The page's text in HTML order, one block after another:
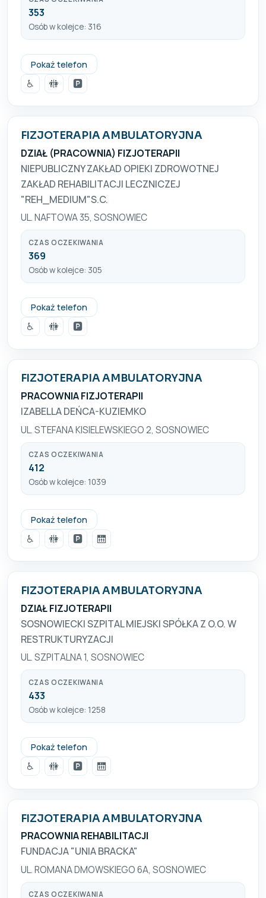
353
Osób w kolejce: 316
Pokaż telefon
+48 32 263 33 71
♿
🚻 🅿️
FIZJOTERAPIA AMBULATORYJNA
DZIAŁ (PRACOWNIA) FIZJOTERAPII
NIEPUBLICZNY ZAKŁAD OPIEKI ZDROWOTNEJ
ZAKŁAD REHABILITACJI LECZNICZEJ
"REH_MEDIUM"S.C.
UL. NAFTOWA 35, SOSNOWIEC
CZAS OCZEKIWANIA
369
Osób w kolejce: 305
Pokaż telefon
+48 600 309 303
♿
🚻 🅿️
FIZJOTERAPIA AMBULATORYJNA
PRACOWNIA FIZJOTERAPII
IZABELLA DEŃCA-KUZIEMKO
UL. STEFANA KISIELEWSKIEGO 2, SOSNOWIEC
CZAS OCZEKIWANIA
412
Osób w kolejce: 1039
Pokaż telefon
+48 32 263 10 97
♿
🚻 🅿️ 🛗
FIZJOTERAPIA AMBULATORYJNA
DZIAŁ FIZJOTERAPII
SOSNOWIECKI SZPITAL MIEJSKI SPÓŁKA Z O.O. W
RESTRUKTURYZACJI
UL. SZPITALNA 1, SOSNOWIEC
CZAS OCZEKIWANIA
433
Osób w kolejce: 1258
Pokaż telefon
+48 32 413 02 73
♿
🚻 🅿️ 🛗
FIZJOTERAPIA AMBULATORYJNA
PRACOWNIA REHABILITACJI
FUNDACJA "UNIA BRACKA"
UL. ROMANA DMOWSKIEGO 6A, SOSNOWIEC
CZAS OCZEKIWANIA